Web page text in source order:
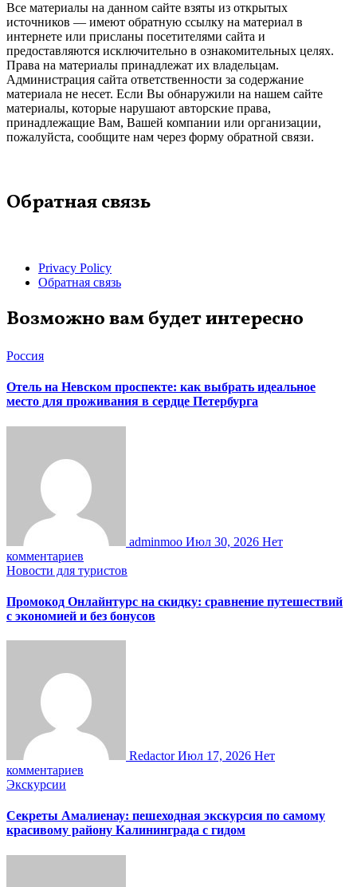
Все материалы на данном сайте взяты из открытых
источников — имеют обратную ссылку на материал в
интернете или присланы посетителями сайта и
предоставляются исключительно в ознакомительных целях.
Права на материалы принадлежат их владельцам.
Администрация сайта ответственности за содержание
материала не несет. Если Вы обнаружили на нашем сайте
материалы, которые нарушают авторские права,
принадлежащие Вам, Вашей компании или организации,
пожалуйста, сообщите нам через форму обратной связи.
Обратная связь
Privacy Policy
Обратная связь
Возможно вам будет интересно
Россия
Отель на Невском проспекте: как выбрать идеальное
место для проживания в сердце Петербурга
adminmoo Июл 30, 2026 Нет
комментариев
Новости для туристов
Промокод Онлайнтурс на скидку: сравнение путешествий
с экономией и без бонусов
RedactorИюл 17, 2026 Нет
комментариев
Экскурсии
Секреты Амалиенау: пешеходная экскурсия по самому
красивому району Калининграда с гидом